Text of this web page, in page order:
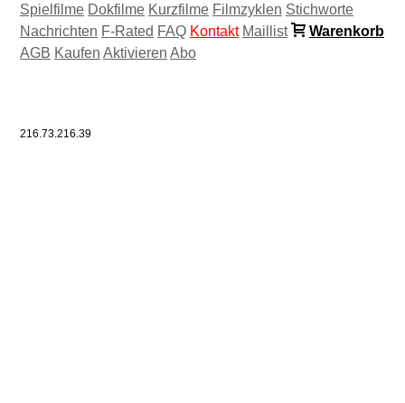
Spielfilme Dokfilme Kurzfilme Filmzyklen Stichworte
Nachrichten F-Rated FAQ Kontakt Maillist
Warenkorb
AGB Kaufen Aktivieren Abo
216.73.216.39